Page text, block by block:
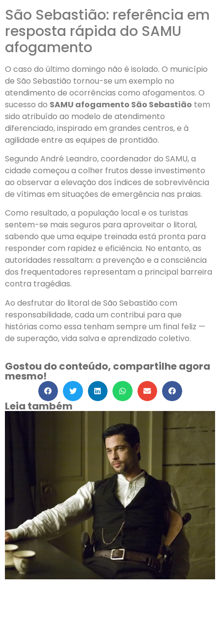
São Sebastião: referência em
resposta rápida do SAMU
afogamento
O caso do último domingo não é isolado. O município
de São Sebastião tornou-se um exemplo no
atendimento de ocorrências como afogamentos. O
sucesso do SAMU afogamento São Sebastião tem
sido atribuído ao modelo de atendimento
diferenciado, inspirado em grandes centros, e à
agilidade entre as equipes de prontidão.
Segundo André Leandro, coordenador do SAMU, a
cidade começou a colher frutos desse investimento
ao observar a elevação dos índices de sobrevivência
de vítimas em situações de emergência nas praias.
Como resultado, a população local e os turistas
sentem-se mais seguros para aproveitar o litoral,
sabendo que uma equipe treinada está pronta para
responder com rapidez e eficiência. No entanto, as
autoridades ressaltam: a prevenção e a consciência
dos frequentadores representam a principal barreira
contra tragédias.
Ao desfrutar do litoral de São Sebastião com
responsabilidade, cada um contribui para que
histórias como essa tenham sempre um final feliz —
de superação, vida salva e aprendizado coletivo.
Gostou do conteúdo, compartilhe agora
mesmo!
Leia também